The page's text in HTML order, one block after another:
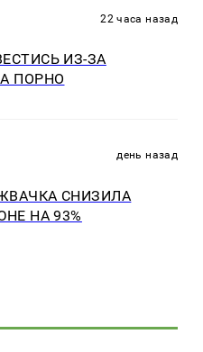
22 часа назад
ИЗ-ЗА
ПОРНО
день назад
СНИЗИЛА
НА 93%